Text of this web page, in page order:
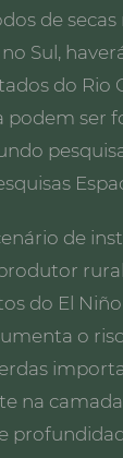
de
Sul,
do Rio
podem ser
de
do El
o
na